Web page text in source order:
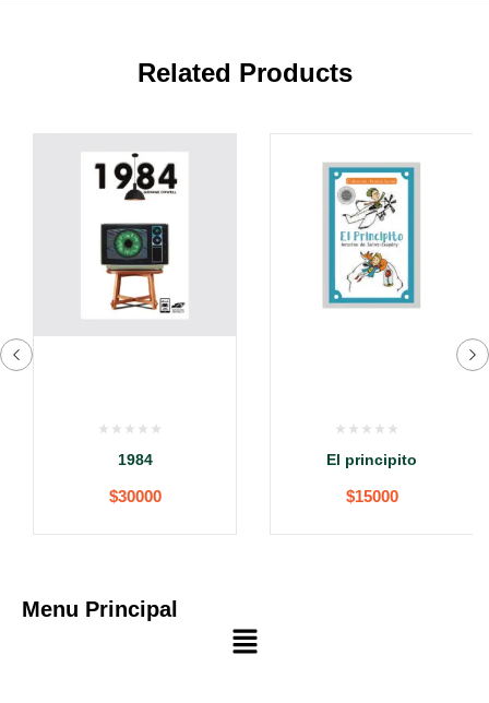
Related Products
1984
$30000
El principito
$15000
Menu Principal